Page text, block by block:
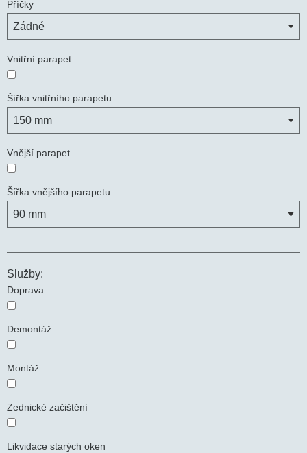
Příčky
Vnitřní parapet
Šířka vnitřního parapetu
Vnější parapet
Šířka vnějšího parapetu
Služby:
Doprava
Demontáž
Montáž
Zednické začištění
Likvidace starých oken